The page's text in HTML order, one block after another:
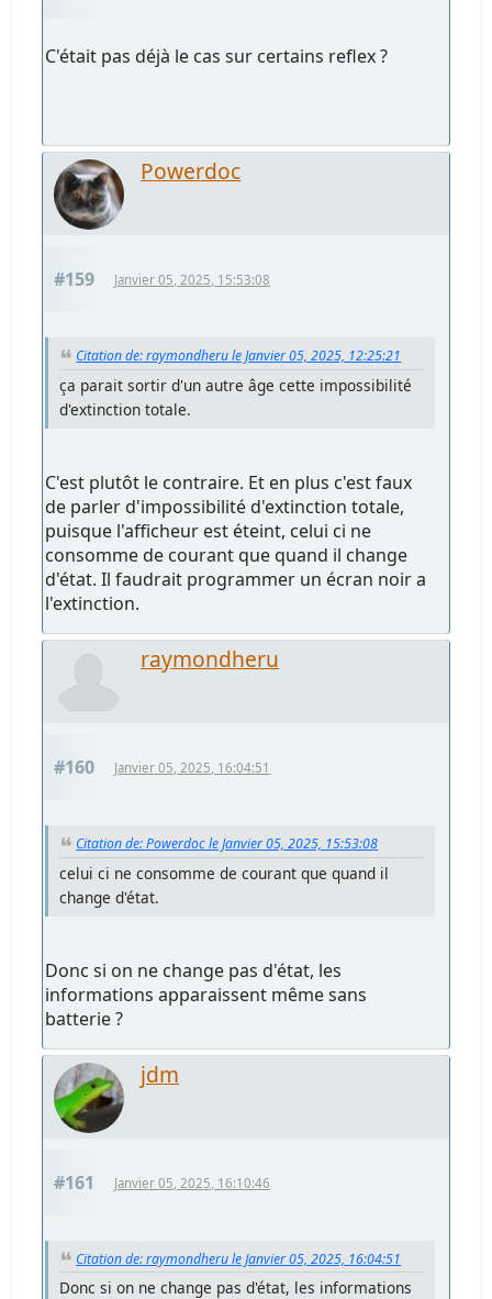
C'était pas déjà le cas sur certains reflex ?
Powerdoc
#159 Janvier 05, 2025, 15:53:08
Citation de: raymondheru le Janvier 05, 2025, 12:25:21
ça parait sortir d'un autre âge cette impossibilité
d'extinction totale.
C'est plutôt le contraire. Et en plus c'est faux
de parler d'impossibilité d'extinction totale,
puisque l'afficheur est éteint, celui ci ne
consomme de courant que quand il change
d'état. Il faudrait programmer un écran noir a
l'extinction.
raymondheru
#160 Janvier 05, 2025, 16:04:51
Citation de: Powerdoc le Janvier 05, 2025, 15:53:08
celui ci ne consomme de courant que quand il
change d'état.
Donc si on ne change pas d'état, les
informations apparaissent même sans
batterie ?
jdm
#161 Janvier 05, 2025, 16:10:46
Citation de: raymondheru le Janvier 05, 2025, 16:04:51
Donc si on ne change pas d'état, les informations